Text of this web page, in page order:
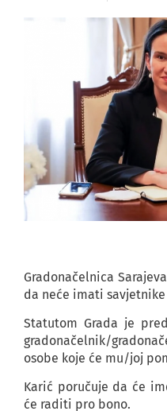
Gradonačelnica
da neće imati
Statutom Grada je
gradonačelnik/
osobe koje će mu/joj
Karić poručuje da će
će raditi pro bono.